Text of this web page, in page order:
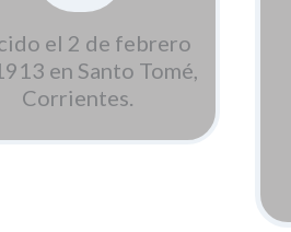
el 2 de febrero
en Santo Tomé,
Corrientes.